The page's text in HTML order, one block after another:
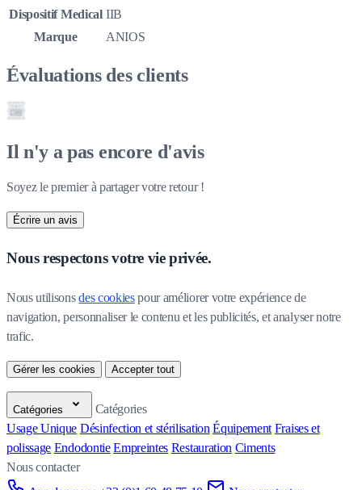
Dispositif Medical IIB
Marque
ANIOS
Évaluations des clients
Il n'y a pas encore d'avis
Soyez le premier à partager votre retour !
Écrire un avis
Nous respectons votre vie privée.
Nous utilisons des cookies pour améliorer votre expérience de
navigation, personnaliser le contenu et les publicités, et analyser notre
trafic.
Gérer les cookies Accepter tout
Catégories
Catégories
Usage Unique Désinfection et stérilisation Équipement Fraises et
polissage Endodontie Empreintes Restauration Ciments
Nous contacter